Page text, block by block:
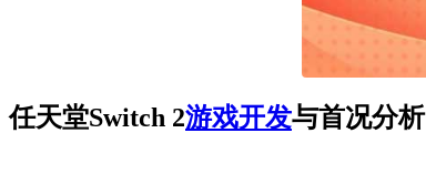
任天堂Switch 2游戏开发与首况分析